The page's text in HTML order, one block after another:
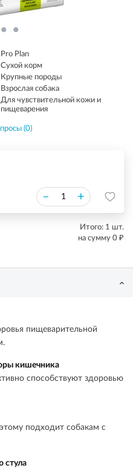
Pro Plan
Сухой корм
Крупные породы
Взрослая собака
Для чувствительной кожи и
пищеварения
(0)
– +
Итого: 1 шт.
на сумму 0 ₽
пищеварительной
кишечника
способствуют здоровью
подходит собакам с
стула